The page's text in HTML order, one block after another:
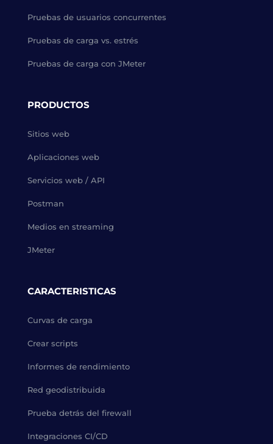
Pruebas de usuarios concurrentes
Pruebas de carga vs. estrés
Pruebas de carga con JMeter
PRODUCTOS
Sitios web
Aplicaciones web
Servicios web / API
Postman
Medios en streaming
JMeter
CARACTERISTICAS
Curvas de carga
Crear scripts
Informes de rendimiento
Red geodistribuida
Prueba detrás del firewall
Integraciones CI/CD